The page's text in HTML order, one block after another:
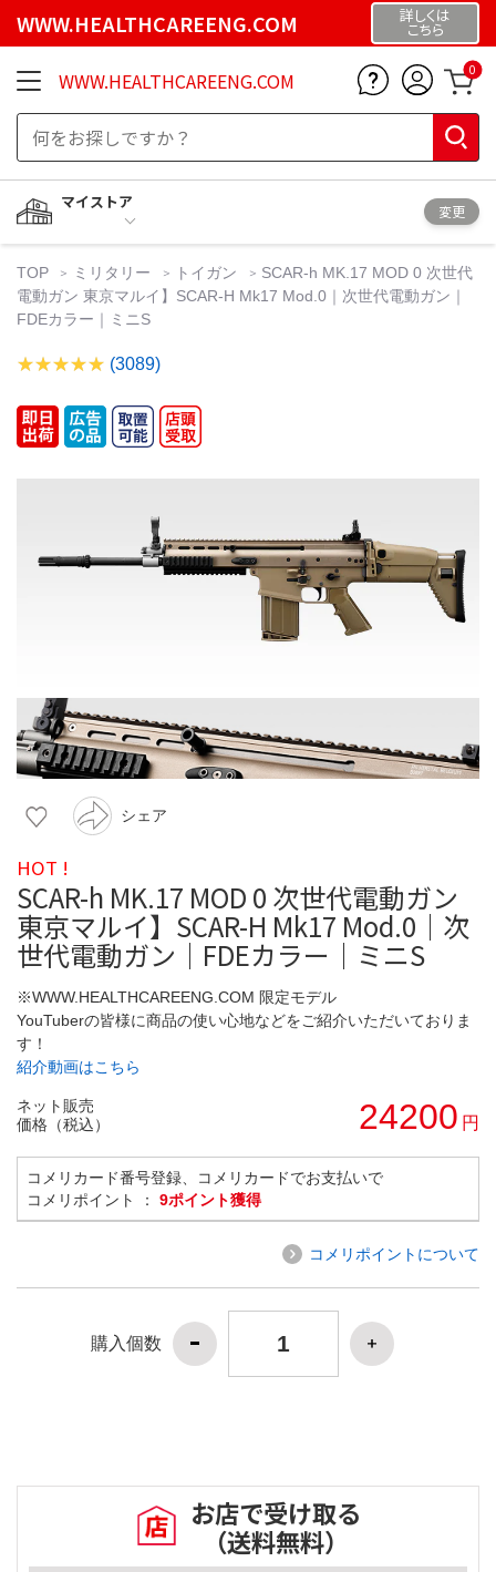
WWW.HEALTHCAREENG.COM 詳しくは
こちら
WWW.HEALTHCAREENG.COM 0
マイストア
変更
TOP ミリタリー トイガン
SCAR-h MK.17 MOD 0 次世代
電動ガン 東京マルイ】SCAR-H Mk17 Mod.0｜次世代電動ガン｜
FDEカラー｜ミニS
(3089)
シェア
HOT !
SCAR-h MK.17 MOD 0 次世代電動ガン
東京マルイ】SCAR-H Mk17 Mod.0｜次
世代電動ガン｜FDEカラー｜ミニS
※WWW.HEALTHCAREENG.COM 限定モデル
YouTuberの皆様に商品の使い心地などをご紹介いただいておりま
す！
紹介動画はこちら
ネット販売
価格（税込）
24200 円
コメリカード番号登録、コメリカードでお支払いで
コメリポイント ： 9ポイント獲得
コメリポイントについて
購入個数
お店で受け取る
（送料無料）